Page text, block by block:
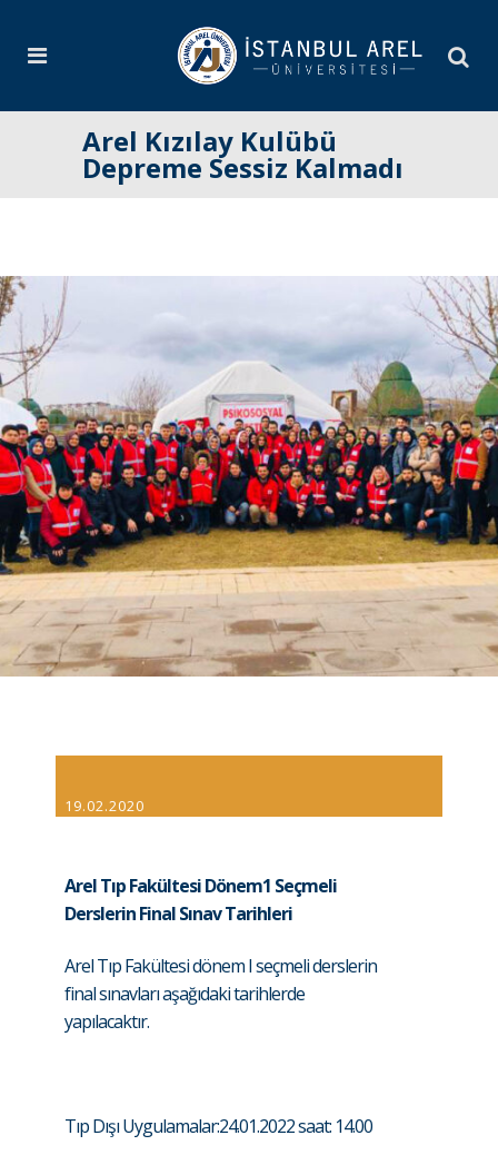
Arel Kızılay Kulübü
Depreme Sessiz Kalmadı
19.02.2020
Arel Tıp Fakültesi Dönem1 Seçmeli
Derslerin Final Sınav Tarihleri
Arel Tıp Fakültesi dönem I seçmeli derslerin
final sınavları aşağıdaki tarihlerde
yapılacaktır.
Tıp Dışı Uygulamalar:24.01.2022 saat: 14.00